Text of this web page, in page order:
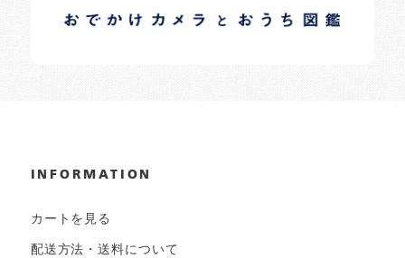
日常の様子など随時更新中です。
INFORMATION
カートを見る
配送方法・送料について